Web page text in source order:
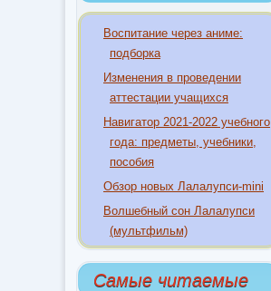
Воспитание через аниме:
подборка
Изменения в проведении
аттестации учащихся
Навигатор 2021-2022 учебного
года: предметы, учебники,
пособия
Обзор новых Лалалупси-mini
Волшебный сон Лалалупси
(мультфильм)
Самые читаемые